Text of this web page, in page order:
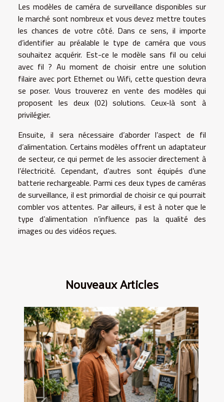
Les modèles de caméra de surveillance disponibles sur
le marché sont nombreux et vous devez mettre toutes
les chances de votre côté. Dans ce sens, il importe
d’identifier au préalable le type de caméra que vous
souhaitez acquérir. Est-ce le modèle sans fil ou celui
avec fil ? Au moment de choisir entre une solution
filaire avec port Ethernet ou Wifi, cette question devra
se poser. Vous trouverez en vente des modèles qui
proposent les deux (02) solutions. Ceux-là sont à
privilégier.
Ensuite, il sera nécessaire d’aborder l’aspect de fil
d’alimentation. Certains modèles offrent un adaptateur
de secteur, ce qui permet de les associer directement à
l’électricité. Cependant, d’autres sont équipés d’une
batterie rechargeable. Parmi ces deux types de caméras
de surveillance, il est primordial de choisir ce qui pourrait
combler vos attentes. Par ailleurs, il est à noter que le
type d’alimentation n’influence pas la qualité des
images ou des vidéos reçues.
Nouveaux Articles